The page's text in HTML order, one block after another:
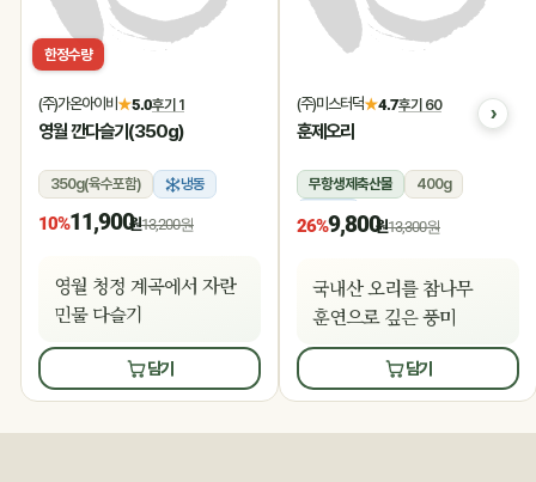
한정수량
(주)가온아이비 ★5.0후기 1
영월 깐다슬기(350g)
350g(육수포함) 냉동
10%11,900원13,200원
영월 청정 계곡에서 자란
민물 다슬기
담기
(주)미스터덕★4.7후기 60
훈제오리
무항생제축산물
400g
냉동
26%9,800원13,300원
국내산 오리를 참나무
훈연으로 깊은 풍미
담기